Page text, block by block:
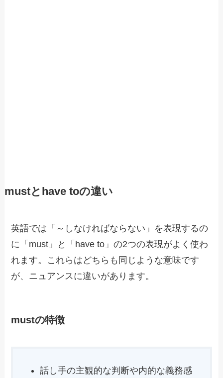
mustとhave toの違い
英語では「～しなければならない」を表現するの
に「must」と「have to」の2つの表現がよく使わ
れます。これらはどちらも同じような意味です
が、ニュアンスに違いがあります。
mustの特徴
話し手の主観的な判断や内的な義務感